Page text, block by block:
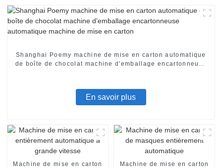
Shanghai Poemy machine de mise en carton automatique
de boîte de chocolat machine d'emballage encartonneuse
En savoir plus
Machine de mise en carton
Machine de mise en carton